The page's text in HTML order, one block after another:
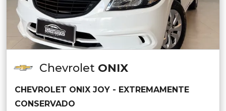
Chevrolet ONIX
CHEVROLET ONIX JOY - EXTREMAMENTE
CONSERVADO